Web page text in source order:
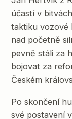
účastí v
taktiku vozové
nad početně
pevně stáli za
bojovat za
Českém
Po skončení
své postavení